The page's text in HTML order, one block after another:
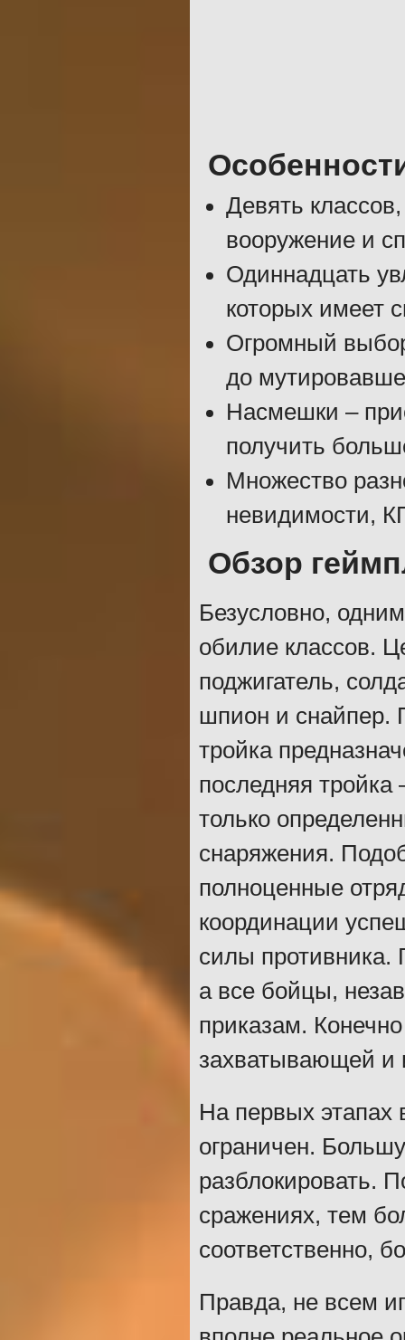
Девять
вооружение и
Одиннадцать
которых имеет
Огромный
до
Насмешки –
получить
Множество
невидимости,
Обзор
Безусловно,
обилие классов.
поджигатель,
шпион и снайпер.
тройка
последняя
только
снаряжения.
полноценные
координации
силы противника.
а все бойцы,
приказам.
захватывающей и
На первых этапах
ограничен.
разблокировать.
сражениях, тем
соответственно,
Правда, не всем